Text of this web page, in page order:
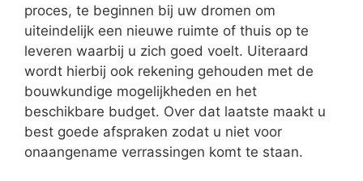
proces, te beginnen bij uw dromen om
uiteindelijk een nieuwe ruimte of thuis op te
leveren waarbij u zich goed voelt. Uiteraard
wordt hierbij ook rekening gehouden met de
bouwkundige mogelijkheden en het
beschikbare budget. Over dat laatste maakt u
best goede afspraken zodat u niet voor
onaangename verrassingen komt te staan.